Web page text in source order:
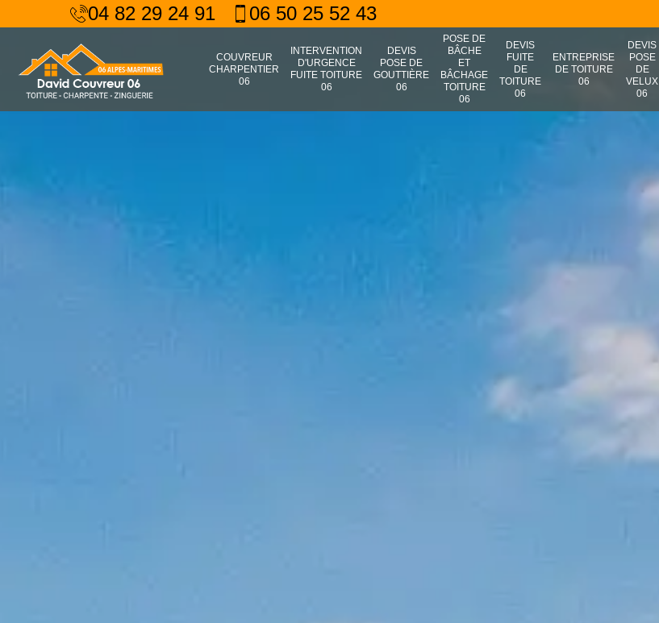
04 82 29 24 91 06 50 25 52 43
COUVREUR
CHARPENTIER
06
INTERVENTION
D'URGENCE
FUITE TOITURE
06
DEVIS
POSE DE
GOUTTIÈRE
06
POSE DE
BÂCHE
ET
BÂCHAGE
TOITURE
06
DEVIS
FUITE
DE
TOITURE
06
ENTREPRISE
DE TOITURE
06
DEVIS
POSE
DE
VELUX
06